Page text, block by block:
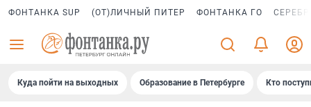
ФОНТАНКА SUP (ОТ)ЛИЧНЫЙ ПИТЕР ФОНТАНКА ГО
Куда пойти на выходных Образование в Петербурге Кто